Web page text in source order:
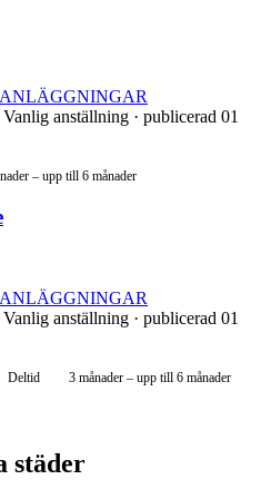
Vanlig anställning · publicerad 01
– upp till 6 månader
Vanlig anställning · publicerad 01
Deltid 3 månader – upp till 6 månader
städer